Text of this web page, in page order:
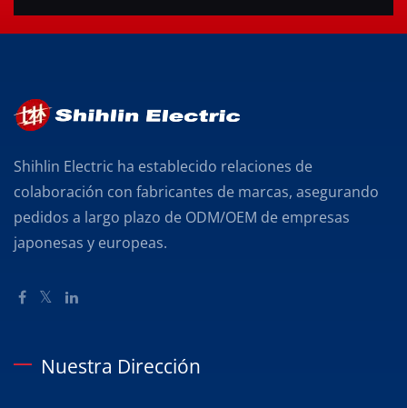
Shihlin Electric ha establecido relaciones de
colaboración con fabricantes de marcas, asegurando
pedidos a largo plazo de ODM/OEM de empresas
japonesas y europeas.
Nuestra Dirección